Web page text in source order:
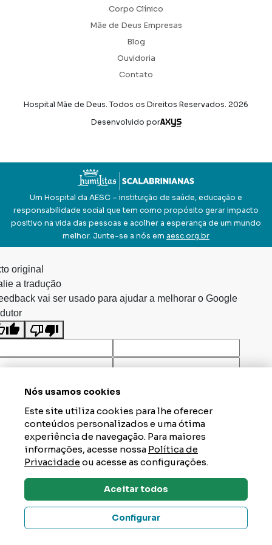
Corpo Clínico
Mãe de Deus Empresas
Blog
Ouvidoria
Contato
Hospital Mãe de Deus. Todos os Direitos Reservados. 2026
Desenvolvido por
Axysweb
Um Hospital da AESC – instituição de saúde, educação e
responsabilidade social que tem como propósito gerar impacto
positivo na vida das pessoas e acolher a esperança de um mundo
melhor. Junte-se a nós em aesc.org.br
Dúvidas? Tire Aqui
Nós usamos cookies
Este site utiliza cookies para lhe oferecer
conteúdos personalizados e uma ótima
experiência de navegação. Para maiores
informações, acesse nossa Política de
Privacidadeou acesse as configurações.
Aceitar todos
Configurar
original
a tradução
vai ser usado para ajudar a melhorar o Google